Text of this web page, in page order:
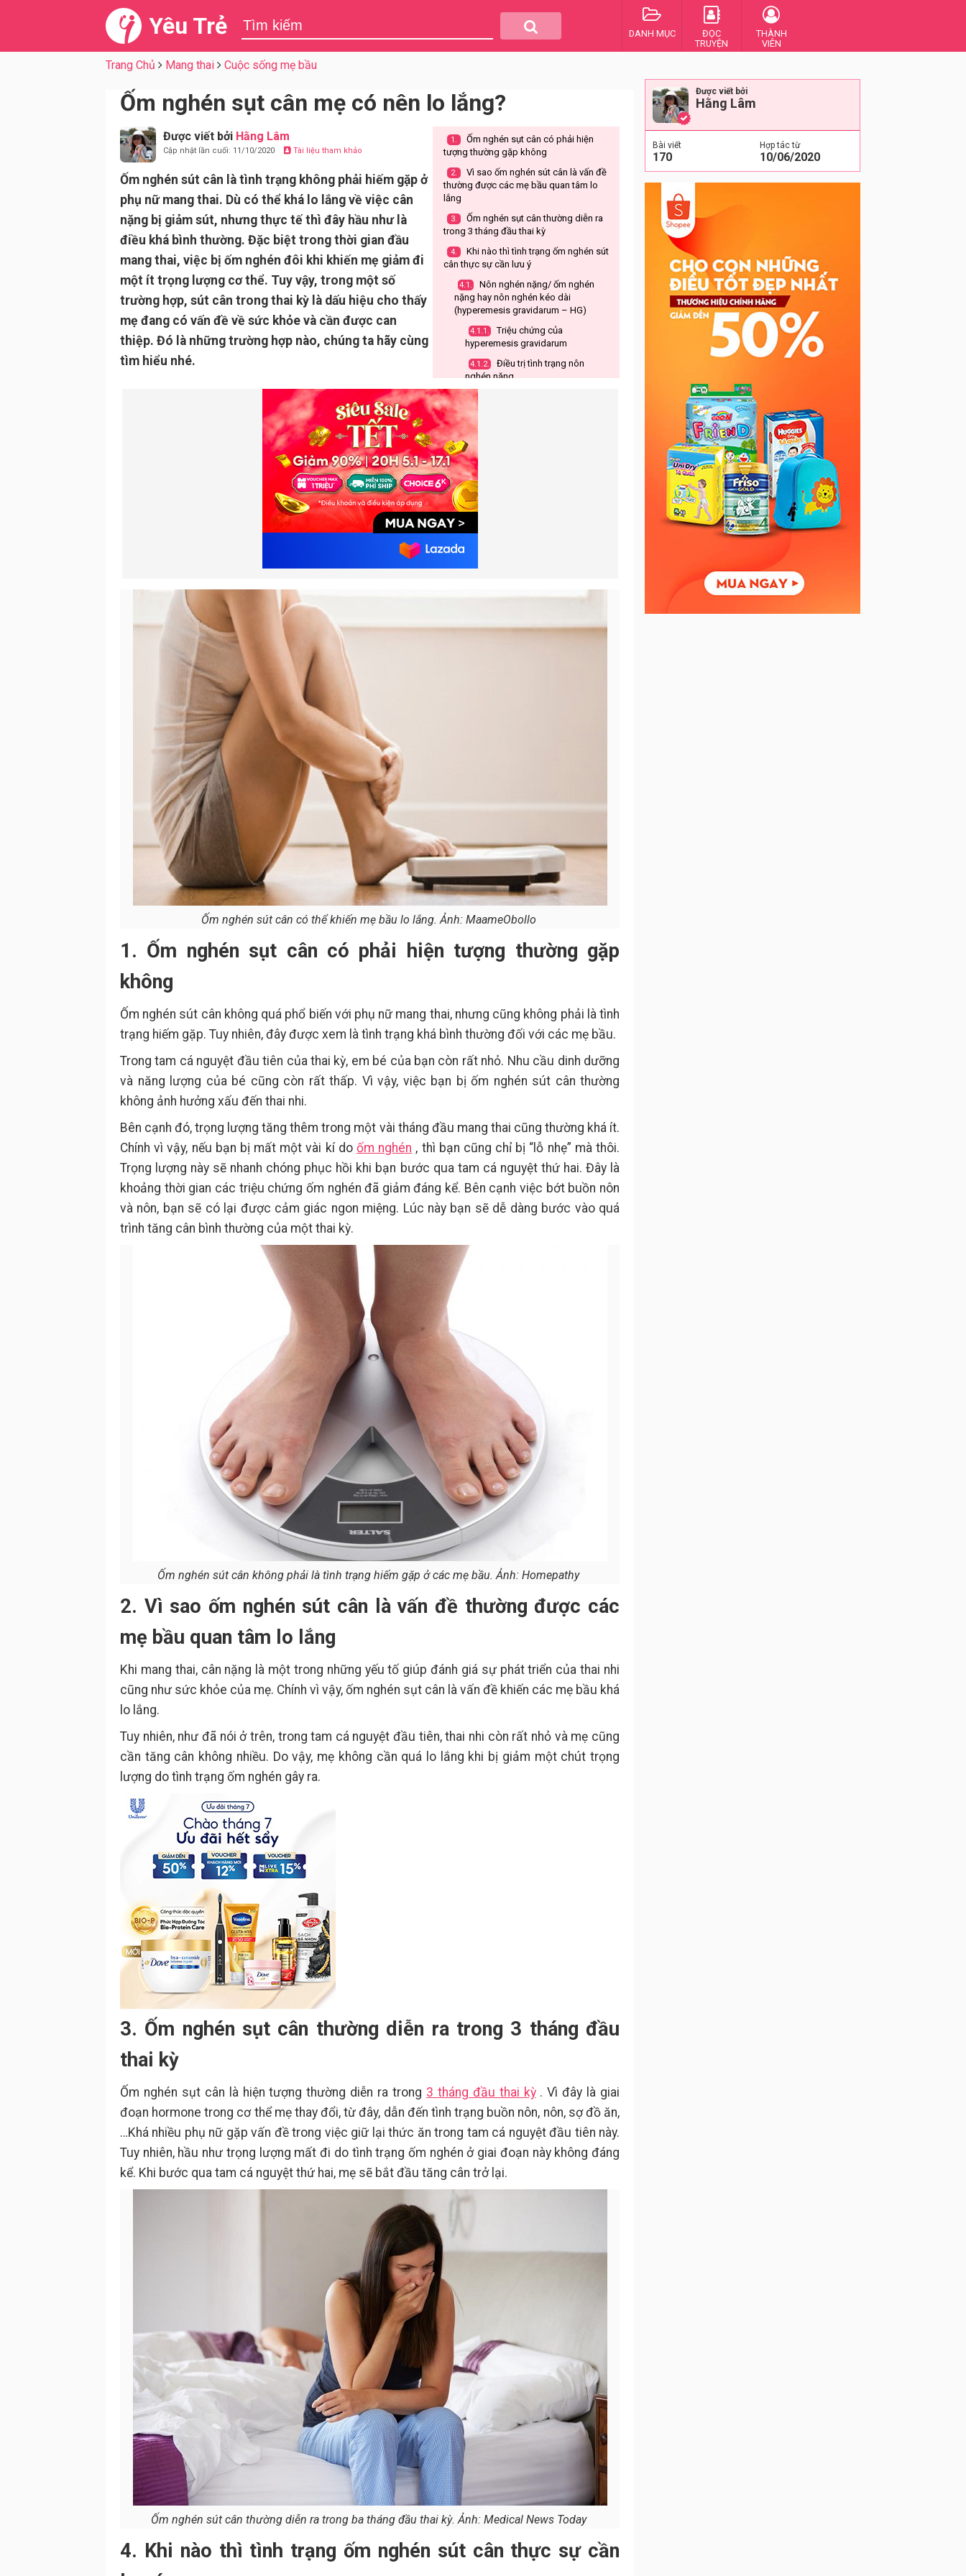
Yêu Trẻ DANH MỤC
ĐỌC
TRUYỆN
THÀNH
VIÊN
Trang Chủ Mang thai Cuộc sống mẹ bầu
Ốm nghén sụt cân mẹ có nên lo lắng?
Được viết bởi Hằng Lâm
Cập nhật lần cuối: 11/10/2020 Tài liệu tham khảo
Ốm nghén sút cân là tình trạng không phải hiếm gặp ở
phụ nữ mang thai. Dù có thể khá lo lắng về việc cân
nặng bị giảm sút, nhưng thực tế thì đây hầu như là
điều khá bình thường. Đặc biệt trong thời gian đầu
mang thai, việc bị ốm nghén đôi khi khiến mẹ giảm đi
một ít trọng lượng cơ thể. Tuy vậy, trong một số
trường hợp, sút cân trong thai kỳ là dấu hiệu cho thấy
mẹ đang có vấn đề về sức khỏe và cần được can
thiệp. Đó là những trường hợp nào, chúng ta hãy cùng
tìm hiểu nhé.
1.
Ốm nghén sụt cân có phải hiện
tượng thường gặp không
2.
Vì sao ốm nghén sút cân là vấn đề
thường được các mẹ bầu quan tâm lo
lắng
3.
Ốm nghén sụt cân thường diễn ra
trong 3 tháng đầu thai kỳ
4.
Khi nào thì tình trạng ốm nghén sút
cân thực sự cần lưu ý
4.1.
Nôn nghén nặng/ ốm nghén
nặng hay nôn nghén kéo dài
(hyperemesis gravidarum – HG)
4.1.1.
Triệu chứng của
hyperemesis gravidarum
4.1.2.
Điều trị tình trạng nôn
nghén nặng
4.2. Tình trạng ốm nghén sụt cân
do các nguyên nhân khác
Ốm nghén sút cân có thể khiến mẹ bầu lo lắng. Ảnh: MaameObollo
1. Ốm nghén sụt cân có phải hiện tượng thường gặp
không
Ốm nghén sút cân không quá phổ biến với phụ nữ mang thai, nhưng cũng không phải là tình
trạng hiếm gặp. Tuy nhiên, đây được xem là tình trạng khá bình thường đối với các mẹ bầu.
Trong tam cá nguyệt đầu tiên của thai kỳ, em bé của bạn còn rất nhỏ. Nhu cầu dinh dưỡng
và năng lượng của bé cũng còn rất thấp. Vì vậy, việc bạn bị ốm nghén sút cân thường
không ảnh hưởng xấu đến thai nhi.
Bên cạnh đó, trọng lượng tăng thêm trong một vài tháng đầu mang thai cũng thường khá ít.
Chính vì vậy, nếu bạn bị mất một vài kí do ốm nghén , thì bạn cũng chỉ bị “lỗ nhẹ” mà thôi.
Trọng lượng này sẽ nhanh chóng phục hồi khi bạn bước qua tam cá nguyệt thứ hai. Đây là
khoảng thời gian các triệu chứng ốm nghén đã giảm đáng kể. Bên cạnh việc bớt buồn nôn
và nôn, bạn sẽ có lại được cảm giác ngon miệng. Lúc này bạn sẽ dễ dàng bước vào quá
trình tăng cân bình thường của một thai kỳ.
Ốm nghén sút cân không phải là tình trạng hiếm gặp ở các mẹ bầu. Ảnh: Homepathy
2. Vì sao ốm nghén sút cân là vấn đề thường được các
mẹ bầu quan tâm lo lắng
Khi mang thai, cân nặng là một trong những yếu tố giúp đánh giá sự phát triển của thai nhi
cũng như sức khỏe của mẹ. Chính vì vậy, ốm nghén sụt cân là vấn đề khiến các mẹ bầu khá
lo lắng.
Tuy nhiên, như đã nói ở trên, trong tam cá nguyệt đầu tiên, thai nhi còn rất nhỏ và mẹ cũng
cần tăng cân không nhiều. Do vậy, mẹ không cần quá lo lắng khi bị giảm một chút trọng
lượng do tình trạng ốm nghén gây ra.
3. Ốm nghén sụt cân thường diễn ra trong 3 tháng đầu
thai kỳ
Ốm nghén sụt cân là hiện tượng thường diễn ra trong 3 tháng đầu thai kỳ. Vì đây là giai
đoạn hormone trong cơ thể mẹ thay đổi, từ đây, dẫn đến tình trạng buồn nôn, nôn, sợ đồ ăn,
…Khá nhiều phụ nữ gặp vấn đề trong việc giữ lại thức ăn trong tam cá nguyệt đầu tiên này.
Tuy nhiên, hầu như trọng lượng mất đi do tình trạng ốm nghén ở giai đoạn này không đáng
kể. Khi bước qua tam cá nguyệt thứ hai, mẹ sẽ bắt đầu tăng cân trở lại.
Ốm nghén sút cân thường diễn ra trong ba tháng đầu thai kỳ. Ảnh: Medical News Today
4. Khi nào thì tình trạng ốm nghén sút cân thực sự cần
Được viết bởi
Hằng Lâm
Bài viết
170
Hợp tác từ
10/06/2020